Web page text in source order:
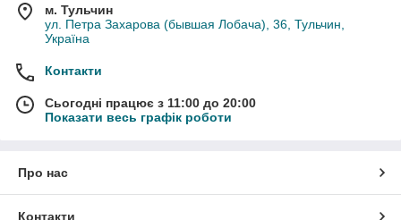
м. Тульчин
ул. Петра Захарова (бывшая Лобача), 36, Тульчин,
Україна
Контакти
Сьогодні працює з 11:00 до 20:00
Показати весь графік роботи
Про нас
Контакти